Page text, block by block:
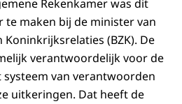
Rekenkamer was dit
te maken bij de minister van
Koninkrijksrelaties (BZK). De
verantwoordelijk voor de
van verantwoorden
uitkeringen. Dat heeft de